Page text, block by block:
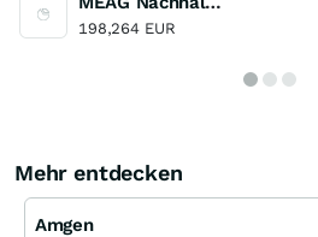
198,264 EUR
Mehr entdecken
Amgen